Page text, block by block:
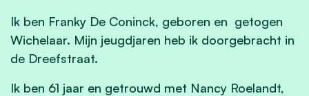
Ik ben Franky De Coninck, geboren en getogen
Wichelaar. Mijn jeugdjaren heb ik doorgebracht in
de Dreefstraat.
Ik ben 61 jaar en getrouwd met Nancy Roelandt,